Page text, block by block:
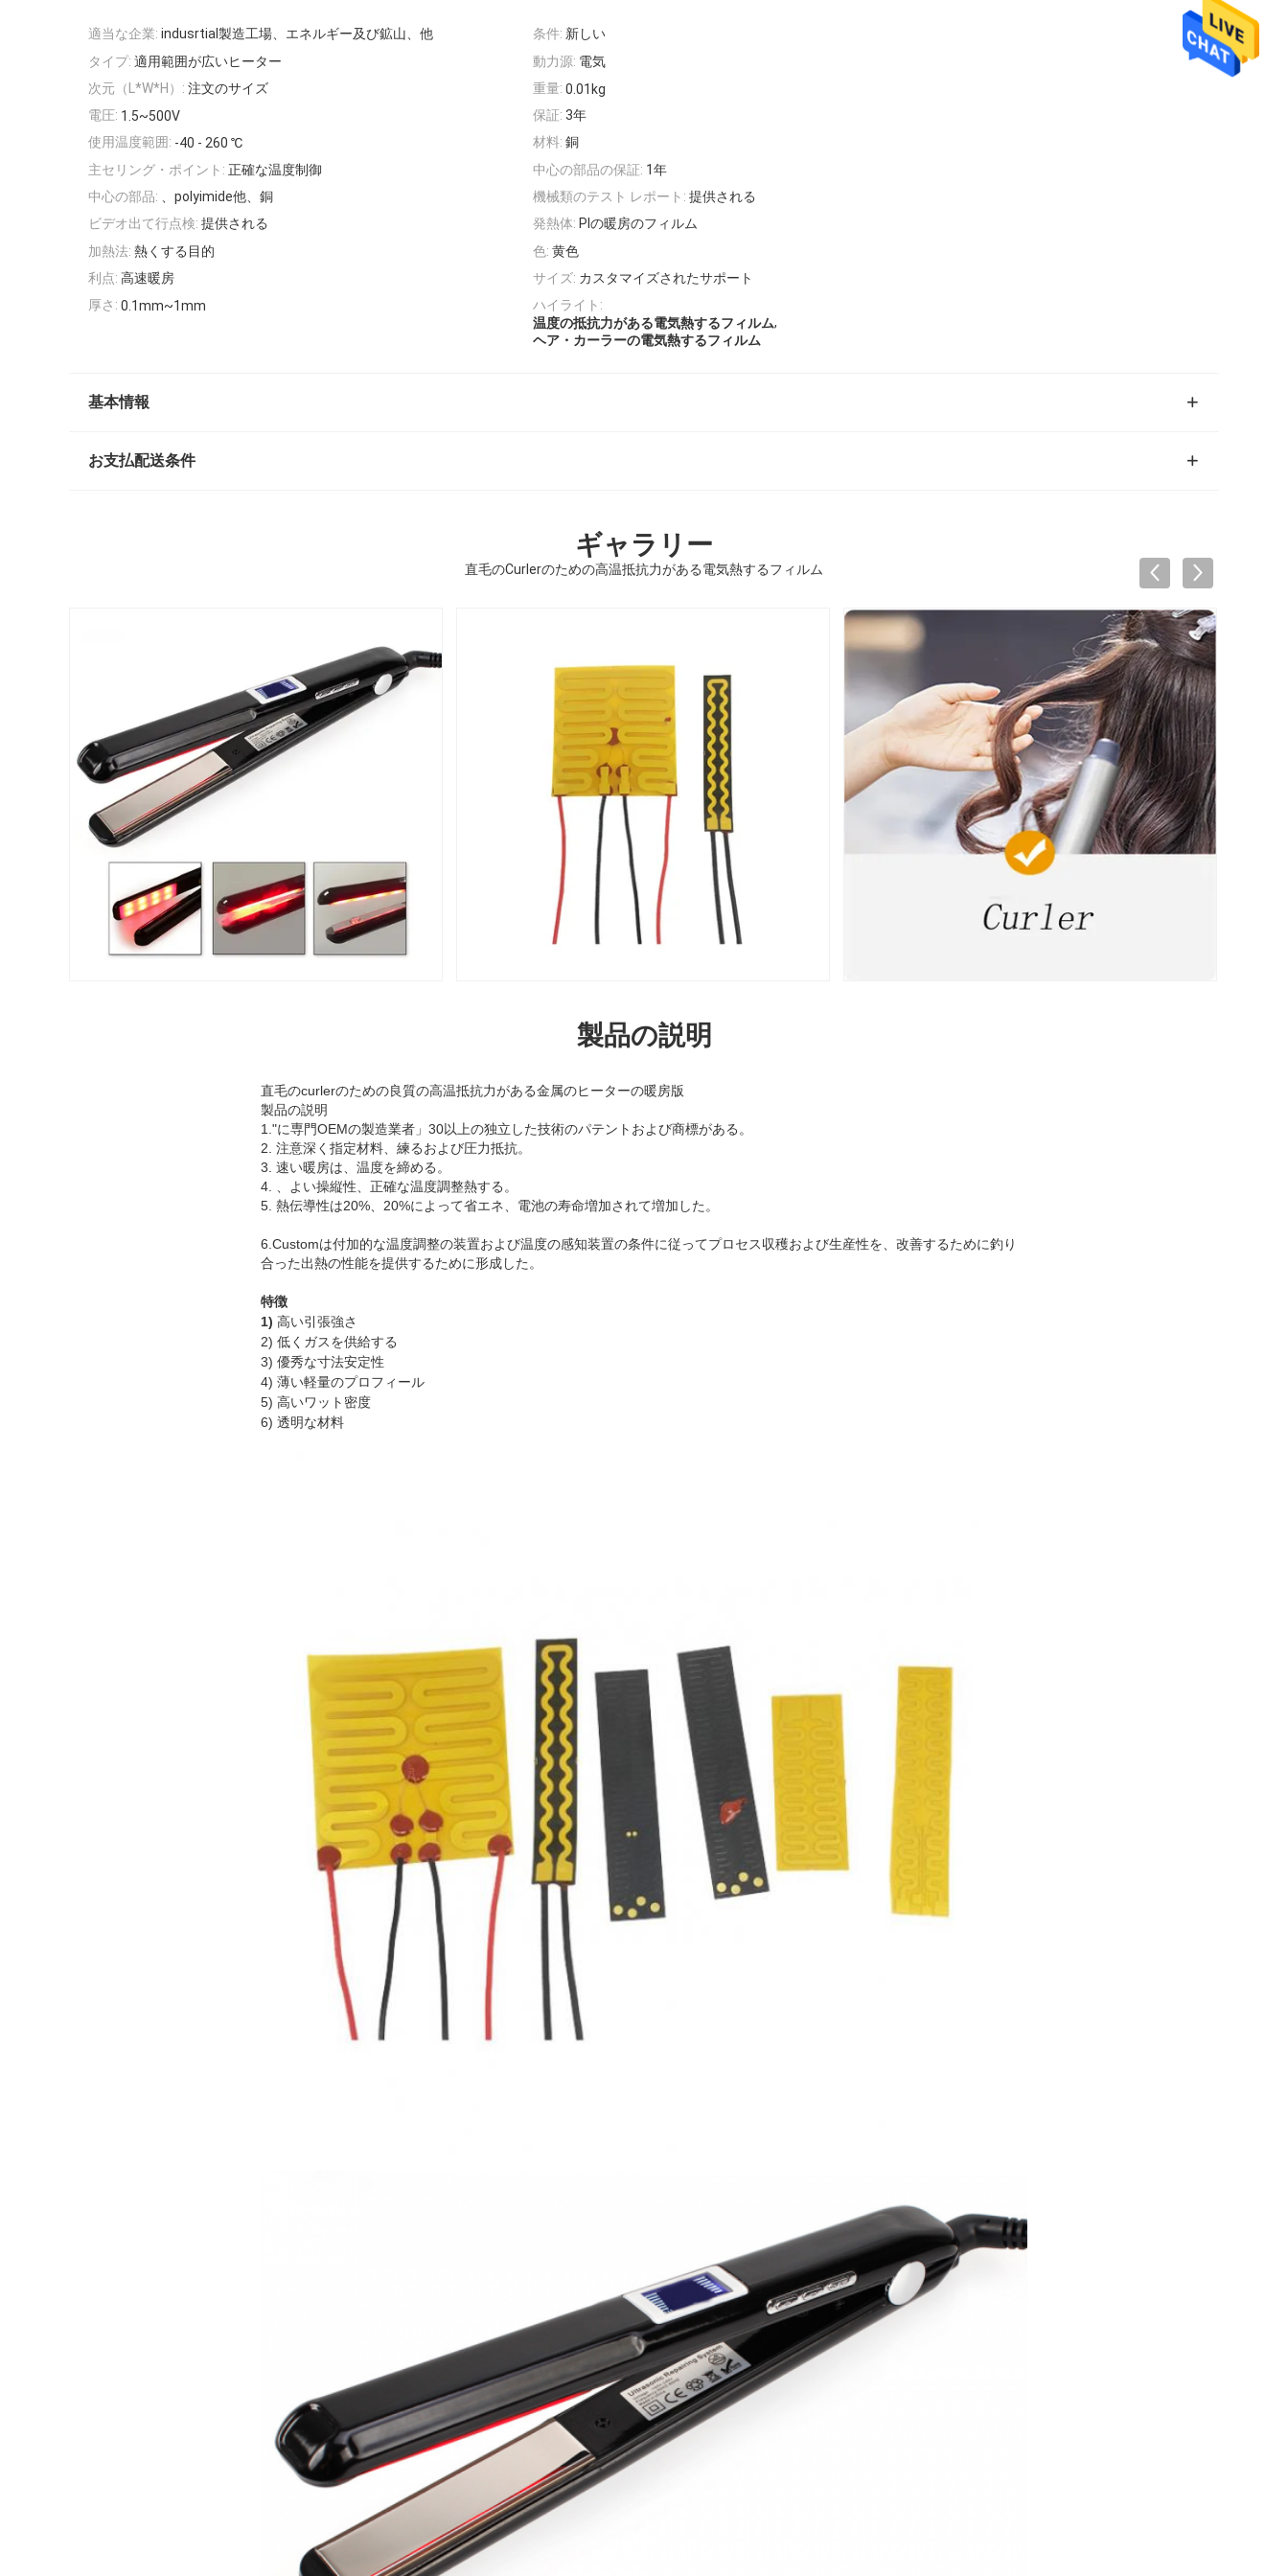
適当な企業: indusrtial製造工場、エネルギー及び鉱山、他 条件: 新しい
タイプ: 適用範囲が広いヒーター 動力源: 電気
次元（L*W*H）: 注文のサイズ 重量: 0.01kg
電圧: 1.5~500V 保証: 3年
使用温度範囲: -40 - 260 ℃ 材料: 銅
主セリング・ポイント: 正確な温度制御 中心の部品の保証: 1年
中心の部品:
、polyimide他、銅 機械類のテスト レポート: 提供される
ビデオ出て行点検: 提供される 発熱体: PIの暖房のフィルム
加熱法: 熱くする目的 色: 黄色
利点: 高速暖房 サイズ: カスタマイズされたサポート
厚さ: 0.1mm~1mm
ハイライト:
温度の抵抗力がある電気熱するフィルム,
ヘア・カーラーの電気熱するフィルム
基本情報
お支払配送条件
ギャラリー
直毛のCurlerのための高温抵抗力がある電気熱するフィルム
製品の説明
直毛のcurlerのための良質の高温抵抗力がある金属のヒーターの暖房版
製品の説明
1."に専門OEMの製造業者」30以上の独立した技術のパテントおよび商標がある。
2. 注意深く指定材料、練るおよび圧力抵抗。
3. 速い暖房は、温度を締める。
4. 、よい操縦性、正確な温度調整熱する。
5. 熱伝導性は20%、20%によって省エネ、電池の寿命増加されて増加した。
6.Customは付加的な温度調整の装置および温度の感知装置の条件に従ってプロセス収穫および生産性を、改善するために釣り
合った出熱の性能を提供するために形成した。
特徴
1) 高い引張強さ
2) 低くガスを供給する
3) 優秀な寸法安定性
4) 薄い軽量のプロフィール
5) 高いワット密度
6) 透明な材料